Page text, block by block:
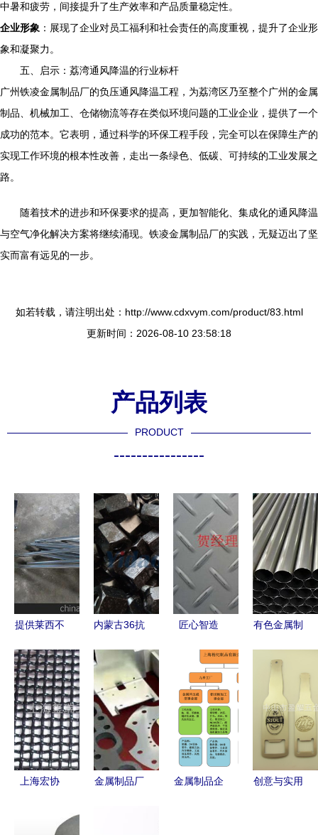
中暑和疲劳，间接提升了生产效率和产品质量稳定性。
企业形象 ：展现了企业对员工福利和社会责任的高度重视，提升了企业形
象和凝聚力。
五、启示：荔湾通风降温的行业标杆
广州铁凌金属制品厂的负压通风降温工程，为荔湾区乃至整个广州的金属
制品、机械加工、仓储物流等存在类似环境问题的工业企业，提供了一个
成功的范本。它表明，通过科学的环保工程手段，完全可以在保障生产的
实现工作环境的根本性改善，走出一条绿色、低碳、可持续的工业发展之
路。
随着技术的进步和环保要求的提高，更加智能化、集成化的通风降温
与空气净化解决方案将继续涌现。铁凌金属制品厂的实践，无疑迈出了坚
实而富有远见的一步。
如若转载，请注明出处：http://www.cdxvym.com/product/83.html
更新时间：2026-08-10 23:58:18
产品列表
PRODUCT
----------------
提供莱西不
光加工图
片,提供莱
西不锈钢电
解抛光加工
图片大全,
青岛胶南英
内蒙古36抗
钢与PSB精
轧螺纹钢在
恒随金属制
品中的应用
与特性分析
匠心智造
——无锡昌
盛源金属制
品的品质之
路
有色金属制
品行业中的
发展趋势
上海宏协
目×0.50丝
金属制品厂
金属制品企
创意与实用